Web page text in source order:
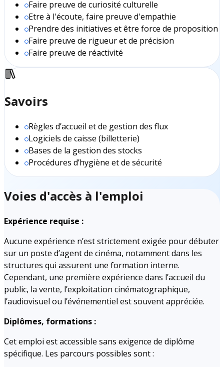
Faire preuve de curiosité culturelle
Etre à l'écoute, faire preuve d'empathie
Prendre des initiatives et être force de proposition
Faire preuve de rigueur et de précision
Faire preuve de réactivité
Savoirs
Règles d’accueil et de gestion des flux
Logiciels de caisse (billetterie)
Bases de la gestion des stocks
Procédures d’hygiène et de sécurité
Voies d'accès à l'emploi
Expérience requise :
Aucune expérience n’est strictement exigée pour débuter
sur un poste d’agent de cinéma, notamment dans les
structures qui assurent une formation interne.
Cependant, une première expérience dans l’accueil du
public, la vente, l’exploitation cinématographique,
l’audiovisuel ou l’événementiel est souvent appréciée.
Diplômes, formations :
Cet emploi est accessible sans exigence de diplôme
spécifique. Les parcours possibles sont :